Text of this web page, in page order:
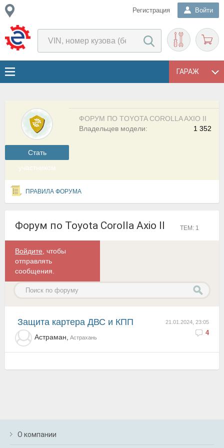
Регистрация Войти
ГАРАЖ
Cтать
участником
ФОРУМ ПО TOYOTA COROLLA AXIO II
1 352
Владельцев модели:
ПРАВИЛА ФОРУМА
Форум по Toyota Corolla Axio II ТЕМ: 1
Войдите , чтобы
отправлять
сообщения.
21.01.2024, 23:05
4
Защита картера ДВС и КПП
Астраман, Астрахань
О компании